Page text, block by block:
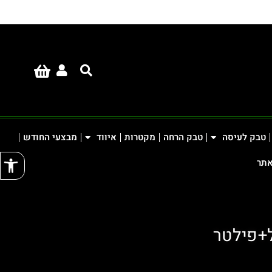
טבק לעיסה טבק הרחה מקטרות איווד
מבצעי החודש